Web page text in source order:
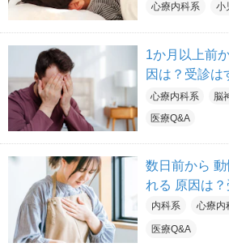
心療内科系 小
1か月以上前
因は？受診は
心療内科系 脳
医療Q&A
数日前から
れる 原因は
内科系 心療内
医療Q&A